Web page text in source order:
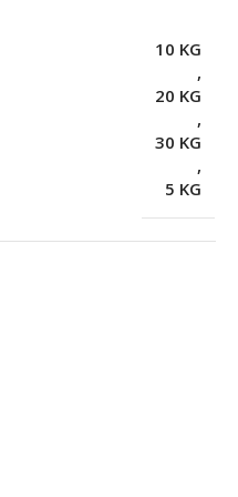
10 KG
,
20 KG
,
30 KG
,
5 KG